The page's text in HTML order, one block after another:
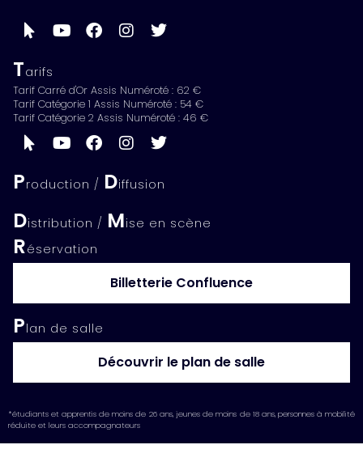
Tarifs
Tarif Carré d'Or Assis Numéroté : 62 €
Tarif Catégorie 1 Assis Numéroté : 54 €
Tarif Catégorie 2 Assis Numéroté : 46 €
Production / Diffusion
Distribution / Mise en scène
Réservation
Billetterie Confluence
Plan de salle
Découvrir le plan de salle
*étudiants et apprentis de moins de 26 ans, jeunes de moins de 18 ans, personnes à mobilité
réduite et leurs accompagnateurs